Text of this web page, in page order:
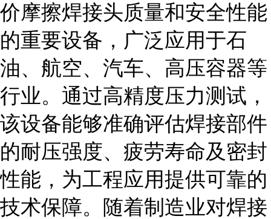
价摩擦焊接头质量和安全性能
的重要设备，广泛应用于石
油、航空、汽车、高压容器等
行业。通过高精度压力测试，
该设备能够准确评估焊接部件
的耐压强度、疲劳寿命及密封
性能，为工程应用提供可靠的
技术保障。随着制造业对焊接